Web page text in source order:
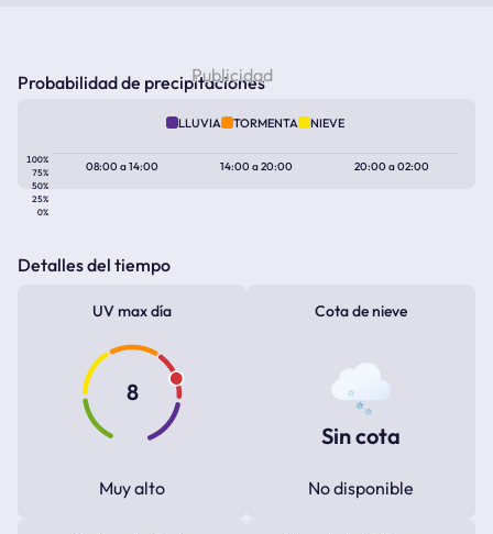
Probabilidad de precipitaciones
LLUVIA TORMENTA NIEVE
100%
75%
50%
25%
0%
08:00a14:00 14:00a20:00 20:00a02:00
Detalles del tiempo
UV max día
8
Muy alto
Cota de nieve
Sin cota
No disponible